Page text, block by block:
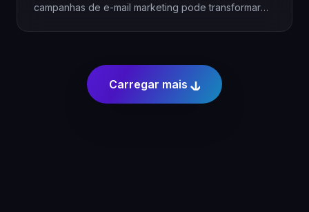
campanhas de e-mail marketing pode transformar
A…
Carregar mais